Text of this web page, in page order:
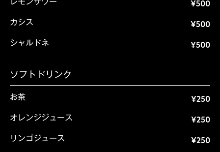
¥500
カシス
¥500
シャルドネ
¥500
ソフトドリンク
お茶
¥250
オレンジジュース
¥250
リンゴジュース
¥250